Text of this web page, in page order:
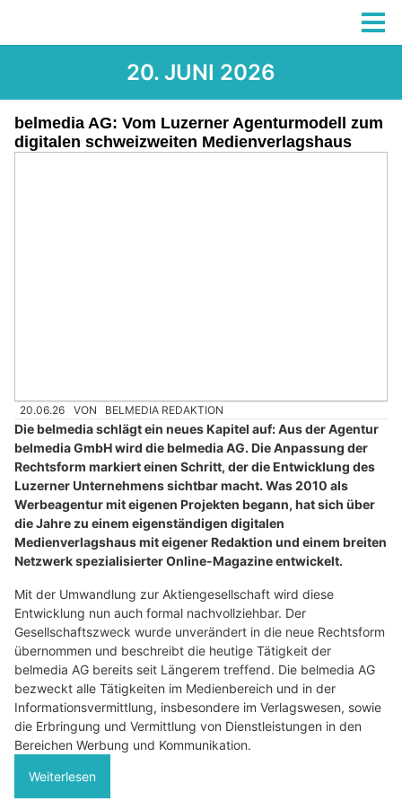
20. JUNI 2026
belmedia AG: Vom Luzerner Agenturmodell zum
digitalen schweizweiten Medienverlagshaus
20.06.26 VON BELMEDIA REDAKTION
Die belmedia schlägt ein neues Kapitel auf: Aus der Agentur
belmedia GmbH wird die belmedia AG. Die Anpassung der
Rechtsform markiert einen Schritt, der die Entwicklung des
Luzerner Unternehmens sichtbar macht. Was 2010 als
Werbeagentur mit eigenen Projekten begann, hat sich über
die Jahre zu einem eigenständigen digitalen
Medienverlagshaus mit eigener Redaktion und einem breiten
Netzwerk spezialisierter Online-Magazine entwickelt.
Mit der Umwandlung zur Aktiengesellschaft wird diese
Entwicklung nun auch formal nachvollziehbar. Der
Gesellschaftszweck wurde unverändert in die neue Rechtsform
übernommen und beschreibt die heutige Tätigkeit der
belmedia AG bereits seit Längerem treffend. Die belmedia AG
bezweckt alle Tätigkeiten im Medienbereich und in der
Informationsvermittlung, insbesondere im Verlagswesen, sowie
die Erbringung und Vermittlung von Dienstleistungen in den
Bereichen Werbung und Kommunikation.
Weiterlesen